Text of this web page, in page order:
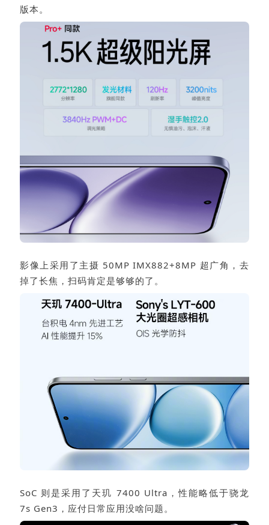
版本。
影像上采用了主摄 50MP IMX882+8MP 超广角，去
掉了长焦，扫码肯定是够够的了。
SoC 则是采用了天玑 7400 Ultra，性能略低于骁龙
7s Gen3，应付日常应用没啥问题。